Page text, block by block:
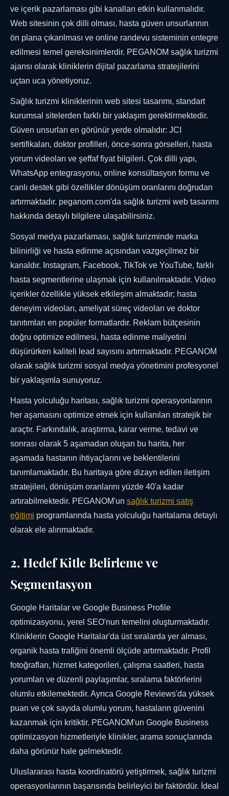
ve içerik pazarlaması gibi kanalları etkin kullanmalıdır.
Web sitesinin çok dilli olması, hasta güven unsurlarının
ön plana çıkarılması ve online randevu sisteminin entegre
edilmesi temel gereksinimlerdir. PEGANOM sağlık turizmi
ajansı olarak kliniklerin dijital pazarlama stratejilerini
uçtan uca yönetiyoruz.
Sağlık turizmi kliniklerinin web sitesi tasarımı, standart
kurumsal sitelerden farklı bir yaklaşım gerektirmektedir.
Güven unsurları en görünür yerde olmalıdır: JCI
sertifikaları, doktor profilleri, önce-sonra görselleri, hasta
yorum videoları ve şeffaf fiyat bilgileri. Çok dilli yapı,
WhatsApp entegrasyonu, online konsültasyon formu ve
canlı destek gibi özellikler dönüşüm oranlarını doğrudan
artırmaktadır. peganom.com'da sağlık turizmi web tasarımı
hakkında detaylı bilgilere ulaşabilirsiniz.
Sosyal medya pazarlaması, sağlık turizminde marka
bilinirliği ve hasta edinme açısından vazgeçilmez bir
kanaldır. Instagram, Facebook, TikTok ve YouTube, farklı
hasta segmentlerine ulaşmak için kullanılmaktadır. Video
içerikler özellikle yüksek etkileşim almaktadır; hasta
deneyim videoları, ameliyat süreç videoları ve doktor
tanıtımları en popüler formatlardır. Reklam bütçesinin
doğru optimize edilmesi, hasta edinme maliyetini
düşürürken kaliteli lead sayısını artırmaktadır. PEGANOM
olarak sağlık turizmi sosyal medya yönetimini profesyonel
bir yaklaşımla sunuyoruz.
Hasta yolculuğu haritası, sağlık turizmi operasyonlarının
her aşamasını optimize etmek için kullanılan stratejik bir
araçtır. Farkındalık, araştırma, karar verme, tedavi ve
sonrası olarak 5 aşamadan oluşan bu harita, her
aşamada hastanın ihtiyaçlarını ve beklentilerini
tanımlamaktadır. Bu haritaya göre dizayn edilen iletişim
stratejileri, dönüşüm oranlarını yüzde 40'a kadar
artırabilmektedir. PEGANOM'un sağlık turizmi satış
eğitimi programlarında hasta yolculuğu haritalama detaylı
olarak ele alınmaktadır.
2. Hedef Kitle Belirleme ve
Segmentasyon
Google Haritalar ve Google Business Profile
optimizasyonu, yerel SEO'nun temelini oluşturmaktadır.
Kliniklerin Google Haritalar'da üst sıralarda yer alması,
organik hasta trafiğini önemli ölçüde artırmaktadır. Profil
fotoğrafları, hizmet kategorileri, çalışma saatleri, hasta
yorumları ve düzenli paylaşımlar, sıralama faktörlerini
olumlu etkilemektedir. Ayrıca Google Reviews'da yüksek
puan ve çok sayıda olumlu yorum, hastaların güvenini
kazanmak için kritiktir. PEGANOM'un Google Business
optimizasyon hizmetleriyle klinikler, arama sonuçlarında
daha görünür hale gelmektedir.
Uluslararası hasta koordinatörü yetiştirmek, sağlık turizmi
operasyonlarının başarısında belirleyici bir faktördür. İdeal